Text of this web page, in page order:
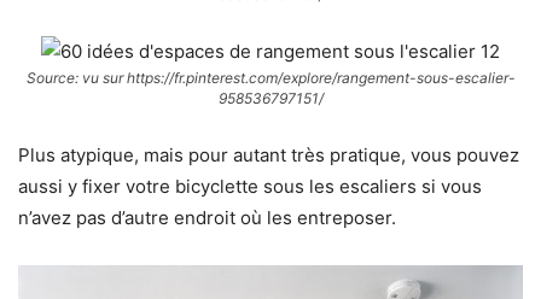
Source: vu sur https://fr.pinterest.com/explore/rangement-sous-escalier-
958536797151/
Plus atypique, mais pour autant très pratique, vous pouvez
aussi y fixer votre bicyclette sous les escaliers si vous
n’avez pas d’autre endroit où les entreposer.